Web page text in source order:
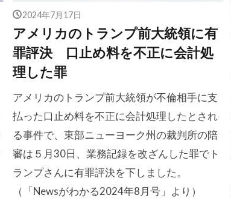
2024年7月17日
アメリカのトランプ前大統領に有
罪評決 口止め料を不正に会計処
理した罪
アメリカのトランプ前大統領が不倫相手に支
払った口止め料を不正に会計処理したとされ
る事件で、東部ニューヨーク州の裁判所の陪
審は５月30日、業務記録を改ざんした罪でト
ランプさんに有罪評決を下しました。
（「Newsがわかる2024年8月号」より）